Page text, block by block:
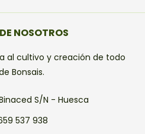
NOSOTROS
al cultivo y creación de todo
Bonsais.
S/N - Huesca
537 938